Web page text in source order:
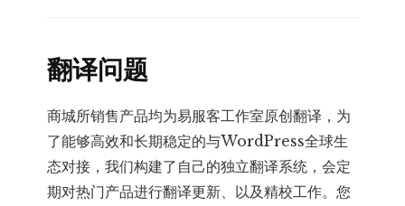
翻译问题
商城所销售产品均为易服客工作室原创翻译，为
了能够高效和长期稳定的与WordPress全球生
态对接，我们构建了自己的独立翻译系统，会定
期对热门产品进行翻译更新、以及精校工作。您